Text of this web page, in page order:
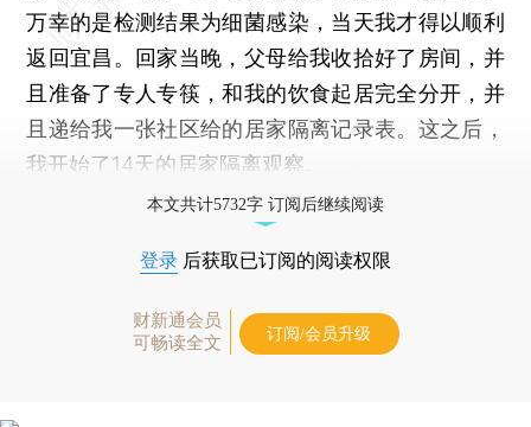
万幸的是检测结果为细菌感染，当天我才得以顺利
返回宜昌。回家当晚，父母给我收拾好了房间，并
且准备了专人专筷，和我的饮食起居完全分开，并
且递给我一张社区给的居家隔离记录表。这之后，
我开始了14天的居家隔离观察。
本文共计5732字 订阅后继续阅读
登录 后获取已订阅的阅读权限
财新通会员
可畅读全文
订阅/会员升级